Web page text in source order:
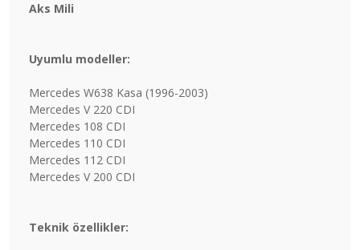
Aks Mili
Uyumlu modeller:
Mercedes W638 Kasa (1996-2003)
Mercedes V 220 CDI
Mercedes 108 CDI
Mercedes 110 CDI
Mercedes 112 CDI
Mercedes V 200 CDI
Teknik özellikler: